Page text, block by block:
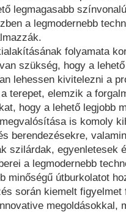
legmagasabb
a legmodernebb
folyamata
szükség, hogy a
lehessen kivitelezni a
terepet, elemzik a
hogy a lehető legjobb
is komoly
berendezésekre,
szilárdak, egyenletesek
a legmodernebb
minőségű útburkolatot
során kiemelt
megoldásokkal,